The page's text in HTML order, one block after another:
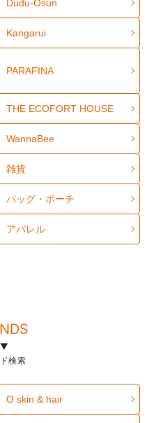
Dudu-Osun
Kangarui
PARAFINA
THE ECOFORT HOUSE
WannaBee
雑貨
バッグ・ポーチ
アパレル
検索
O skin & hair